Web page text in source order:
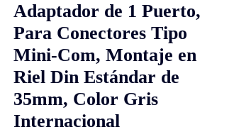
Adaptador de 1 Puerto,
Para Conectores Tipo
Mini-Com, Montaje en
Riel Din Estándar de
35mm, Color Gris
Internacional